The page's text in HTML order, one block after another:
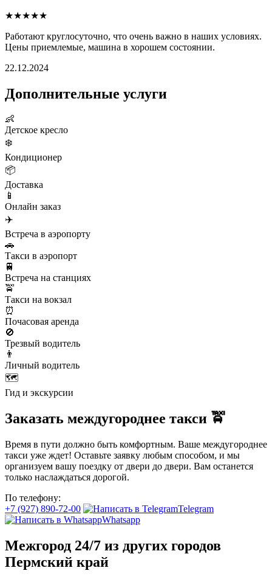
★★★★★
Работают круглосуточно, что очень важно в наших условиях.
Цены приемлемые, машина в хорошем состоянии.
22.12.2024
Дополнительные услуги
👶
Детское кресло
❄️
Кондиционер
📦
Доставка
📱
Онлайн заказ
✈️
Встреча в аэропорту
🚗
Такси в аэропорт
🚆
Встреча на станциях
🚖
Такси на вокзал
⏰
Почасовая аренда
🚫
Трезвый водитель
👨
Личный водитель
🗺️
Гид и экскурсии
Заказать междугороднее такси 🚖
Время в пути должно быть комфортным. Ваше междугороднее
такси уже ждет! Оставьте заявку любым способом, и мы
организуем вашу поездку от двери до двери. Вам останется
только наслаждаться дорогой.
По телефону:
+7 (927) 890-72-00
Telegram
Whatsapp
Межгород 24/7 из других городов
Пермский край